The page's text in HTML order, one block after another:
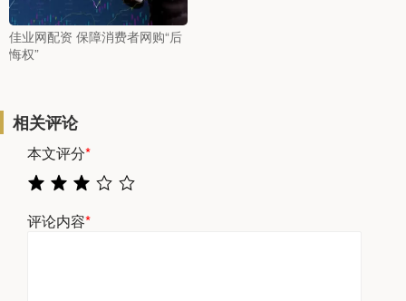
佳业网配资 保障消费者网购“后
悔权”
相关评论
本文评分*
评论内容*